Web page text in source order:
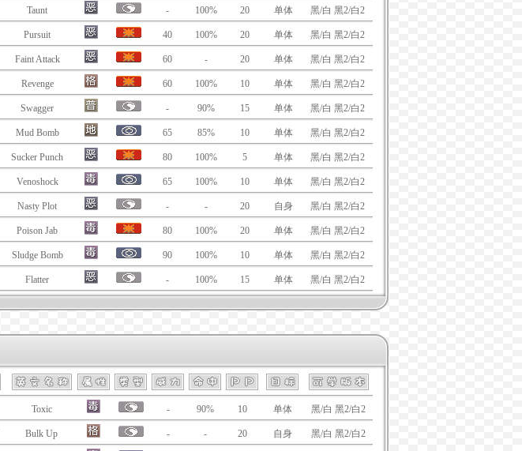
Taunt - 100% 20 单体 黑/白 黑2/白2
Pursuit 40 100% 20 单体 黑/白 黑2/白2
Faint Attack 60 - 20 单体 黑/白 黑2/白2
Revenge 60 100% 10 单体 黑/白 黑2/白2
Swagger - 90% 15 单体 黑/白 黑2/白2
Mud Bomb 65 85% 10 单体 黑/白 黑2/白2
Sucker Punch 80 100% 5 单体 黑/白 黑2/白2
Venoshock 65 100% 10 单体 黑/白 黑2/白2
Nasty Plot - - 20 自身 黑/白 黑2/白2
Poison Jab 80 100% 20 单体 黑/白 黑2/白2
Sludge Bomb 90 100% 10 单体 黑/白 黑2/白2
Flatter - 100% 15 单体 黑/白 黑2/白2
Toxic - 90% 10 单体 黑/白 黑2/白2
Bulk Up - - 20 自身 黑/白 黑2/白2